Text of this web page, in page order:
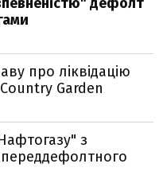
про ліквідацію
Garden
з